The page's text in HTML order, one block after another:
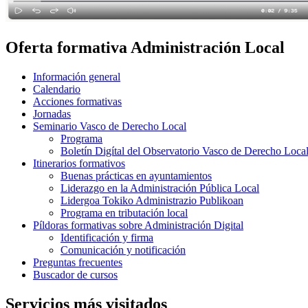
Oferta formativa Administración Local
Información general
Calendario
Acciones formativas
Jornadas
Seminario Vasco de Derecho Local
Programa
Boletín Digítal del Observatorio Vasco de Derecho Local
Itinerarios formativos
Buenas prácticas en ayuntamientos
Liderazgo en la Administración Pública Local
Lidergoa Tokiko Administrazio Publikoan
Programa en tributación local
Píldoras formativas sobre Administración Digital
Identificación y firma
Comunicación y notificación
Preguntas frecuentes
Buscador de cursos
Servicios más visitados